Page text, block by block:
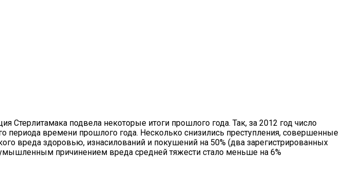
Стерлитамака подвела некоторые итоги прошлого года. Так, за 2012 год число
периода времени прошлого года. Несколько снизились преступления, совершенные
вреда здоровью, изнасилований и покушений на 50% (два зарегистрированных
причинением вреда средней тяжести стало меньше на 6%